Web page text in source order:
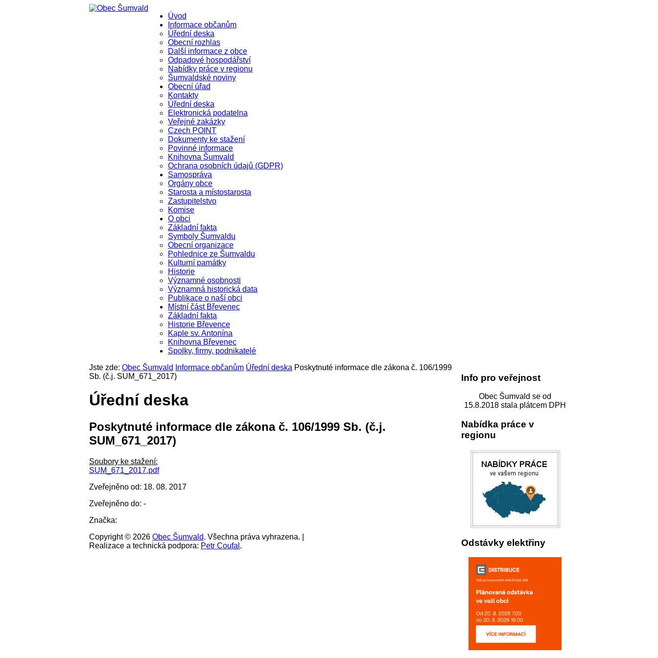
Úvod
Informace občanům
Úřední deska
Obecní rozhlas
Další informace z obce
Odpadové hospodářství
Nabídky práce v regionu
Šumvaldské noviny
Obecní úřad
Kontakty
Úřední deska
Elektronická podatelna
Veřejné zakázky
Czech POINT
Dokumenty ke stažení
Povinné informace
Knihovna Šumvald
Ochrana osobních údajů (GDPR)
Samospráva
Orgány obce
Starosta a místostarosta
Zastupitelstvo
Komise
O obci
Základní fakta
Symboly Šumvaldu
Obecní organizace
Pohlednice ze Šumvaldu
Kulturní památky
Historie
Významné osobnosti
Významná historická data
Publikace o naší obci
Místní část Břevenec
Základní fakta
Historie Břevence
Kaple sv. Antonína
Knihovna Břevenec
Spolky, firmy, podnikatelé
Jste zde: Obec Šumvald Informace občanům Úřední deska Poskytnuté informace dle zákona č. 106/1999
Sb. (č.j. SUM_671_2017)
Úřední deska
Poskytnuté informace dle zákona č. 106/1999 Sb. (č.j.
SUM_671_2017)
Soubory ke stažení:
SUM_671_2017.pdf
Zveřejněno od: 18. 08. 2017
Zveřejněno do: -
Značka:
Info pro veřejnost
Obec Šumvald se od
15.8.2018 stala plátcem DPH
Nabídka práce v
regionu
Odstávky elektřiny
Copyright © 2026 Obec Šumvald. Všechna práva vyhrazena. |
Realizace a technická podpora: Petr Coufal .